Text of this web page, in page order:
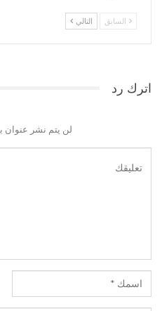
السابق التالي
اترك رد
لن يتم نشر عنوان